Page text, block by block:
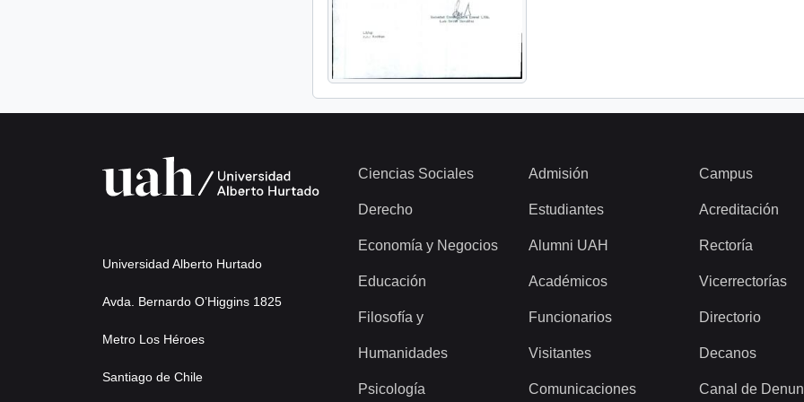
Universidad Alberto Hurtado
Avda. Bernardo O’Higgins 1825
Metro Los Héroes
Santiago de Chile
Ciencias Sociales
Derecho
Economía y Negocios
Educación
Filosofía y
Humanidades
Psicología
Admisión
Estudiantes
Alumni UAH
Académicos
Funcionarios
Visitantes
Comunicaciones
Campus
Acreditación
Rectoría
Vicerrectorías
Directorio
Decanos
Canal de